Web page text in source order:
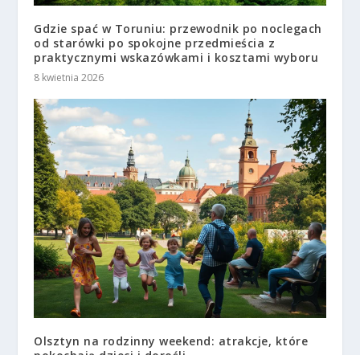
Gdzie spać w Toruniu: przewodnik po noclegach
od starówki po spokojne przedmieścia z
praktycznymi wskazówkami i kosztami wyboru
8 kwietnia 2026
Olsztyn na rodzinny weekend: atrakcje, które